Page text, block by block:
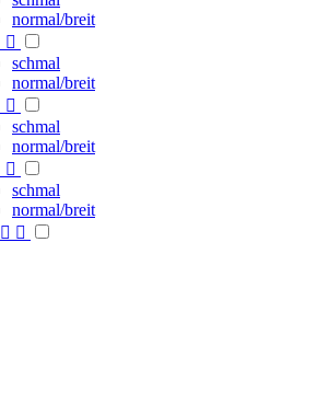
normal/breit

schmal
normal/breit

schmal
normal/breit

schmal
normal/breit
 